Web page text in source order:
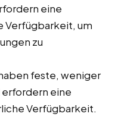
eine
Verfügbarkeit, um
zu
feste, weniger
eine
Verfügbarkeit.